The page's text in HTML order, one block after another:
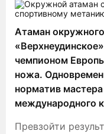
Атаман
чемпионом
ножа.
норматив
международного
Превзойти